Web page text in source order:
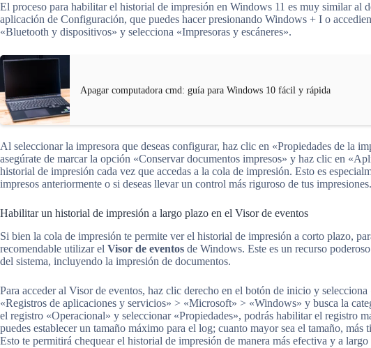
El proceso para habilitar el historial de impresión en Windows 11 es muy similar al
aplicación de Configuración, que puedes hacer presionando Windows + I o
«Bluetooth y dispositivos» y selecciona «Impresoras y escáneres».
Apagar computadora cmd: guía para Windows 10 fácil y rápida
Al seleccionar la impresora que deseas configurar, haz clic en «Propiedades de la
asegúrate de marcar la opción «Conservar documentos impresos» y haz clic en
historial de impresión cada vez que accedas a la cola de impresión. Esto es
impresos anteriormente o si deseas llevar un control más riguroso de tus impresiones.
Habilitar un historial de impresión a largo plazo en el Visor de eventos
Si bien la cola de impresión te permite ver el historial de impresión a corto plazo,
recomendable utilizar el Visor de eventos de Windows. Este es un recurso
del sistema, incluyendo la impresión de documentos.
Para acceder al Visor de eventos, haz clic derecho en el botón de inicio y
«Registros de aplicaciones y servicios» > «Microsoft» > «Windows» y busca la
el registro «Operacional» y seleccionar «Propiedades», podrás habilitar el registro
puedes establecer un tamaño máximo para el log; cuanto mayor sea el tamaño,
Esto te permitirá chequear el historial de impresión de manera más efectiva y a largo